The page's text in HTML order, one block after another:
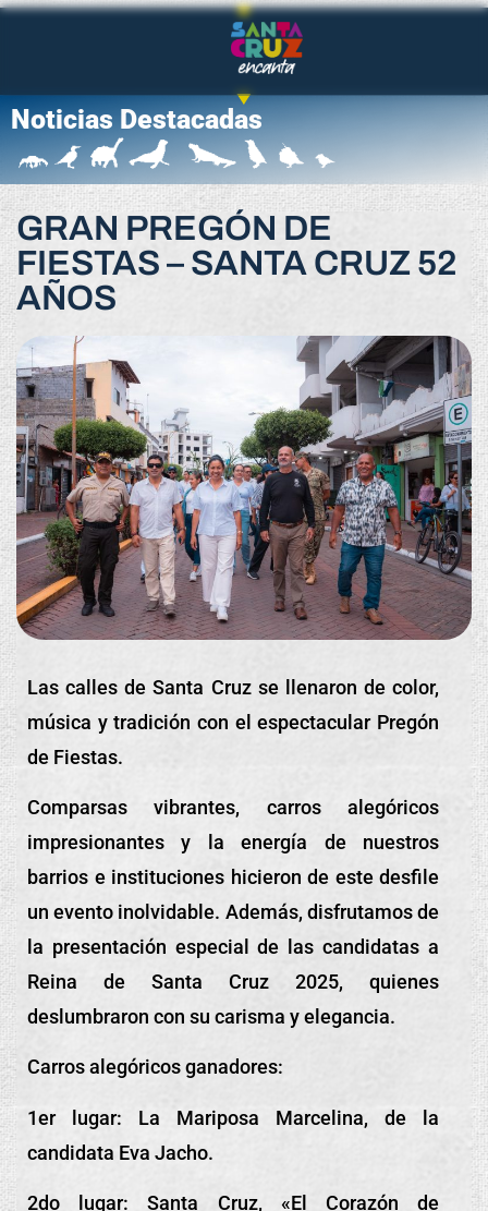
Noticias Destacadas
GRAN PREGÓN DE
FIESTAS – SANTA CRUZ 52
AÑOS
Las calles de Santa Cruz se llenaron de color,
música y tradición con el espectacular Pregón
de Fiestas.
Comparsas vibrantes, carros alegóricos
impresionantes y la energía de nuestros
barrios e instituciones hicieron de este desfile
un evento inolvidable. Además, disfrutamos de
la presentación especial de las candidatas a
Reina de Santa Cruz 2025, quienes
deslumbraron con su carisma y elegancia.
Carros alegóricos ganadores:
1er lugar: La Mariposa Marcelina, de la
candidata Eva Jacho.
2do lugar: Santa Cruz, «El Corazón de